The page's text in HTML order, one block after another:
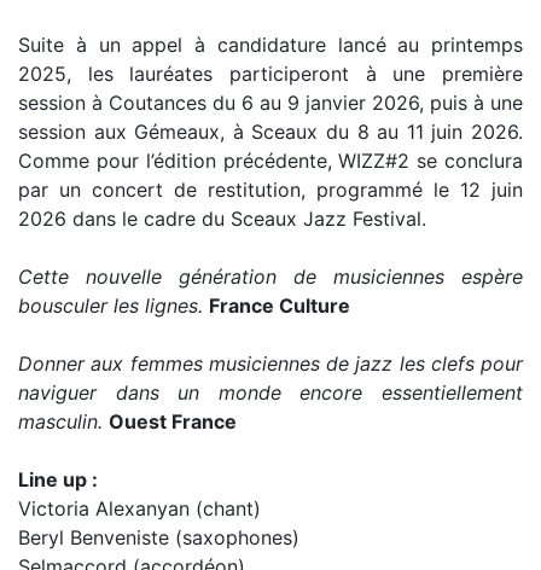
Suite à un appel à candidature lancé au printemps
2025, les lauréates participeront à une première
session à Coutances du 6 au 9 janvier 2026, puis à une
session aux Gémeaux, à Sceaux du 8 au 11 juin 2026.
Comme pour l’édition précédente, WIZZ#2 se conclura
par un concert de restitution, programmé le 12 juin
2026 dans le cadre du Sceaux Jazz Festival.
Cette nouvelle génération de musiciennes espère
bousculer les lignes. France Culture
Donner aux femmes musiciennes de jazz les clefs pour
naviguer dans un monde encore essentiellement
masculin. Ouest France
Line up :
Victoria Alexanyan (chant)
Beryl Benveniste (saxophones)